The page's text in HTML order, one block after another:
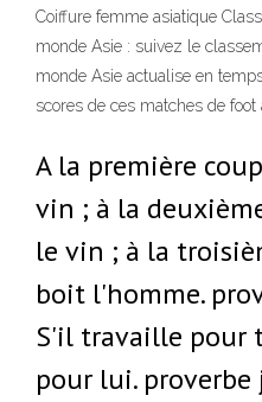
Coiffure femme asiatique
monde Asie : suivez le
monde Asie actualise en
scores de ces matches de foot
A la première
vin ; à la
le vin ; à la
boit l'homme.
S'il travaille pour
pour lui. proverbe